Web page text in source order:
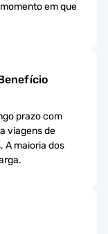
em que
prazo com
viagens de
A maioria dos